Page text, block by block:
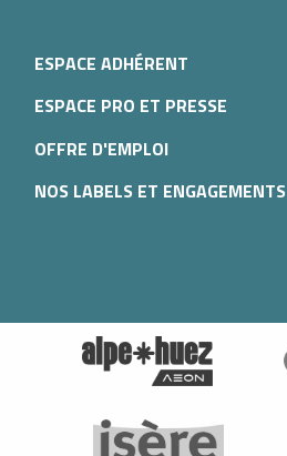
ESPACE ADHÉRENT
ESPACE PRO ET PRESSE
OFFRE D'EMPLOI
NOS LABELS ET ENGAGEMENTS